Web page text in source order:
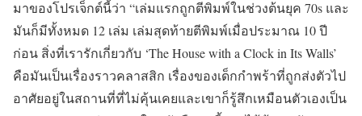
มาของโปรเจ็กต์นี้ว่า “เล่มแรกถูกตีพิมพ์ในช่วงต้นยุค 70s และ
มันก็มีทั้งหมด 12 เล่ม เล่มสุดท้ายตีพิมพ์เมื่อประมาณ 10 ปี
ก่อน สิ่งที่เรารักเกี่ยวกับ ‘The House with a Clock in Its Walls’
คือมันเป็นเรื่องราวคลาสสิก เรื่องของเด็กกำพร้าที่ถูกส่งตัวไป
อาศัยอยู่ในสถานที่ที่ไม่คุ้นเคยและเขาก็รู้สึกเหมือนตัวเองเป็น